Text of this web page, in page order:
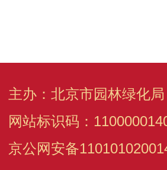
主办：北京市园林绿化
网站标识码：
京公网安备